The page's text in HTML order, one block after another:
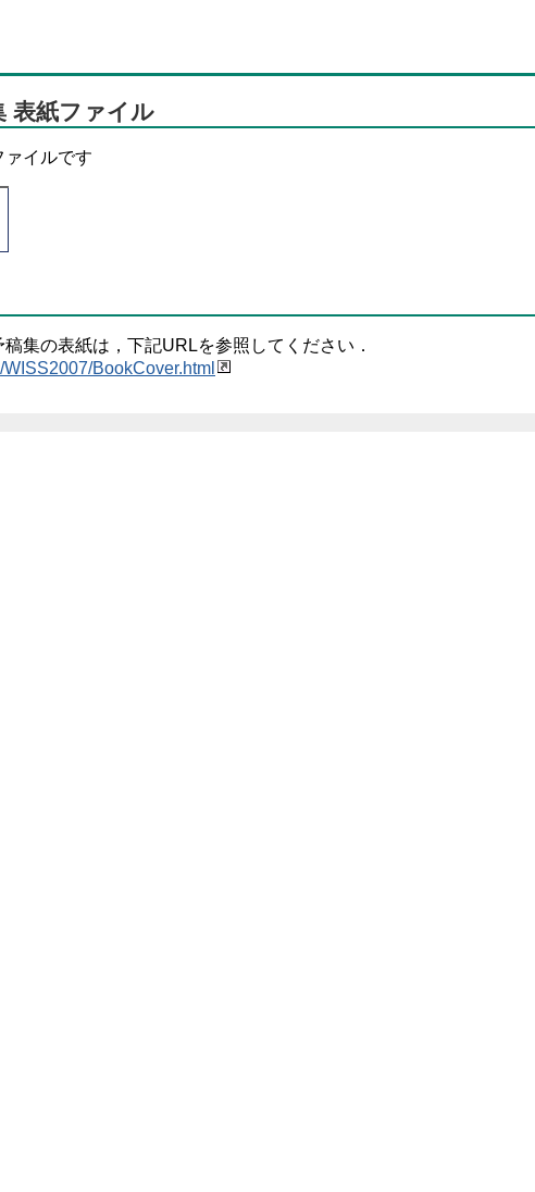
表紙ファイル
イルです
集の表紙は，下記URLを参照してください．
BookCover.html